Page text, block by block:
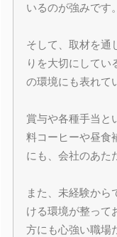
いるのが強みです。
そして、取材を通
りを大切にしてい
の環境にも表れて
賞与や各種手当と
料コーヒーや昼食
にも、会社のあた
また、未経験から
ける環境が整って
方にも心強い職場